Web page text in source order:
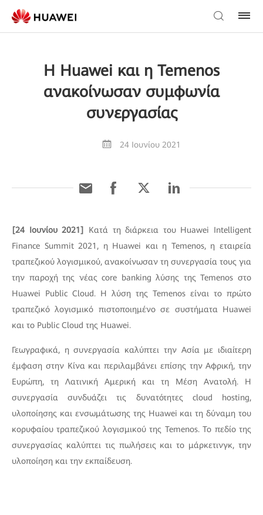
Η Huawei και η Temenos
ανακοίνωσαν συμφωνία
συνεργασίας
24 Ιουνίου 2021
[24 Ιουνίου 2021] Κατά τη διάρκεια του Huawei Intelligent
Finance Summit 2021, η Huawei και η Temenos, η εταιρεία
τραπεζικού λογισμικού, ανακοίνωσαν τη συνεργασία τους για
την παροχή της νέας core banking λύσης της Temenos στο
Huawei Public Cloud. Η λύση της Temenos είναι το πρώτο
τραπεζικό λογισμικό πιστοποιημένο σε συστήματα Huawei
και το Public Cloud της Huawei.
Γεωγραφικά, η συνεργασία καλύπτει την Ασία με ιδιαίτερη
έμφαση στην Κίνα και περιλαμβάνει επίσης την Αφρική, την
Ευρώπη, τη Λατινική Αμερική και τη Μέση Ανατολή. Η
συνεργασία συνδυάζει τις δυνατότητες cloud hosting,
υλοποίησης και ενσωμάτωσης της Huawei και τη δύναμη του
κορυφαίου τραπεζικού λογισμικού της Temenos. Το πεδίο της
συνεργασίας καλύπτει τις πωλήσεις και το μάρκετινγκ, την
υλοποίηση και την εκπαίδευση.